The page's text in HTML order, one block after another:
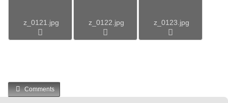
z_0121.jpg z_0122.jpg z_0123.jpg
Comments